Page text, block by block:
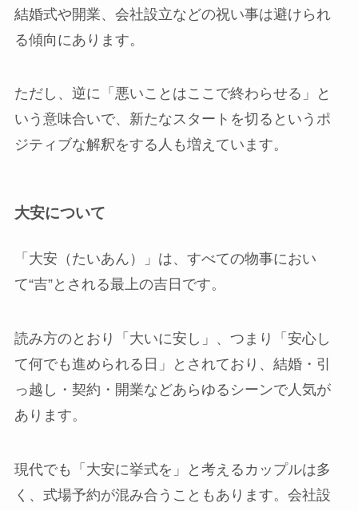
結婚式や開業、会社設立などの祝い事は避けられ
る傾向にあります。
ただし、逆に「悪いことはここで終わらせる」と
いう意味合いで、新たなスタートを切るというポ
ジティブな解釈をする人も増えています。
大安について
「大安（たいあん）」は、すべての物事におい
て“吉”とされる最上の吉日です。
読み方のとおり「大いに安し」、つまり「安心し
て何でも進められる日」とされており、結婚・引
っ越し・契約・開業などあらゆるシーンで人気が
あります。
現代でも「大安に挙式を」と考えるカップルは多
く、式場予約が混み合うこともあります。会社設